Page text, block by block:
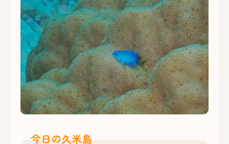
今日の久米島